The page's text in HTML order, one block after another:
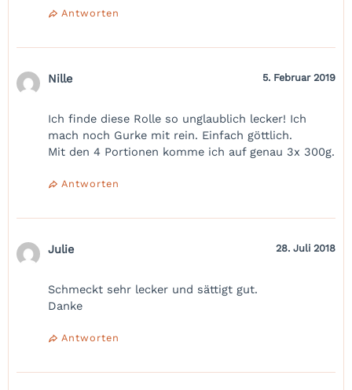
Antworten
Nille 5. Februar 2019
Ich finde diese Rolle so unglaublich lecker! Ich
mach noch Gurke mit rein. Einfach göttlich.
Mit den 4 Portionen komme ich auf genau 3x 300g.
Antworten
Julie 28. Juli 2018
Schmeckt sehr lecker und sättigt gut.
Danke
Antworten